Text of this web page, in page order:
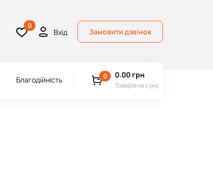
0
Вхід Замовити дзвінок
Благодійність 0 0.00 грн
Товарів на суму